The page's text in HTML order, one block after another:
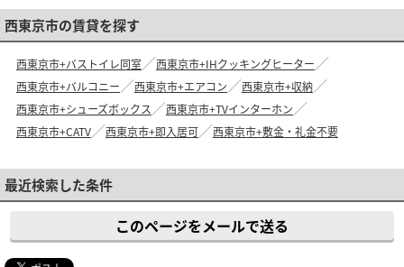
西東京市の賃貸を探す
西東京市+バストイレ同室
西東京市+IHクッキングヒーター
西東京市+バルコニー
西東京市+エアコン
西東京市+収納
西東京市+シューズボックス
西東京市+TVインターホン
西東京市+CATV
西東京市+即入居可 西東京市+敷金・礼金不要
最近検索した条件
このページをメールで送る